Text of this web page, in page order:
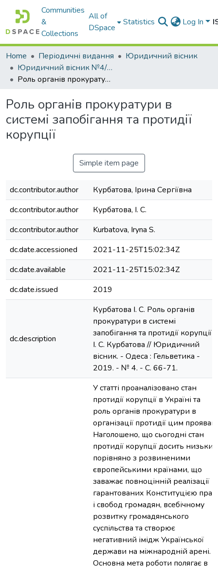
Communities
&
Collections
All of
DSpace
Statistics Log In
Home Періодичні видання
Юридичний вісник
Юридичний вісник №4/2019
Роль органів прокуратури в системі запобігання та протидії корупції
Роль органів прокуратури в
системі запобігання та протидії
корупції
Simple item page
dc.contributor.author
Курбатова, Ірина Сергіївна
dc.contributor.author
Курбатова, І. С.
dc.contributor.author
Kurbatova, Iryna S.
dc.date.accessioned
2021-11-25T15:02:34Z
dc.date.available
2021-11-25T15:02:34Z
dc.date.issued
2019
dc.description
Курбатова І. С. Роль органів
прокуратури в системі
запобігання та протидії корупції /
І. С. Курбатова // Юридичний
вісник. - Одеса : Гельветика -
2019. - № 4. - С. 66-71.
У статті проаналізовано стан
протидії корупції в Україні та
роль органів прокуратури в
організації протидії цим проявам.
Наголошено, що сьогодні стан
протидії корупції досить низький
порівняно з розвиненими
європейськими країнами, що
заважає повноцінній реалізації
гарантованих Конституцією прав
і свобод громадян, всебічному
розвитку громадянського
суспільства та створює
негативний імідж Української
держави на міжнародній арені.
Основна мета роботи полягає в